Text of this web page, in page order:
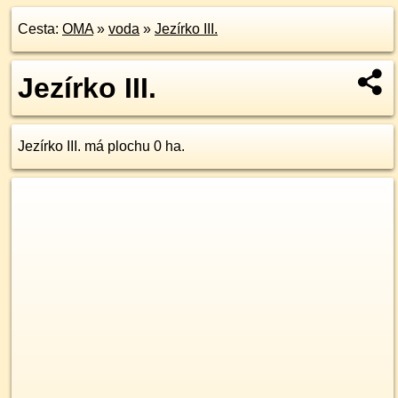
Cesta: OMA» voda » Jezírko III.
Jezírko III.
Jezírko III. má plochu 0 ha.